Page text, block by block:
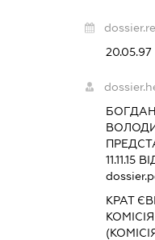
20.05.97
11.11.15
КРАТ